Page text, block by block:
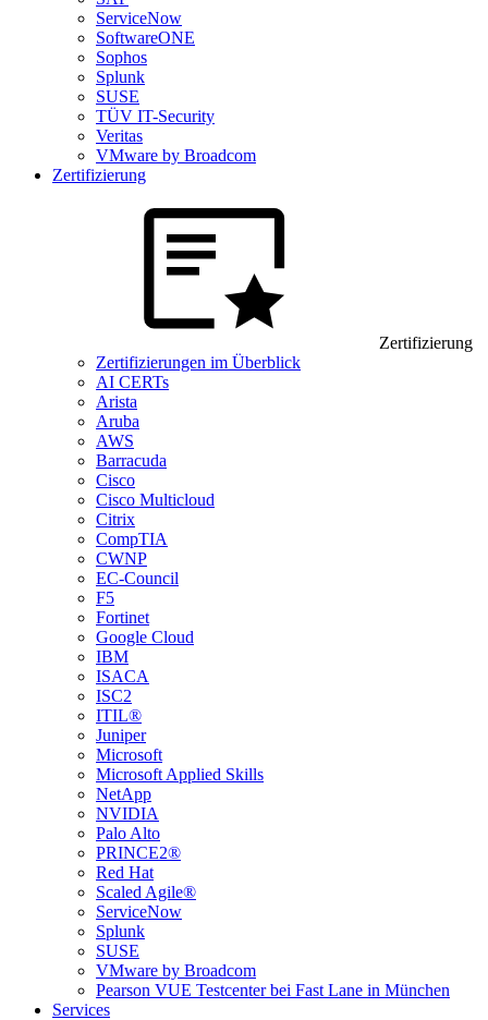
ServiceNow
SoftwareONE
Sophos
Splunk
SUSE
TÜV IT-Security
Veritas
VMware by Broadcom
Zertifizierung
Zertifizierung
Zertifizierungen im Überblick
AI CERTs
Arista
Aruba
AWS
Barracuda
Cisco
Cisco Multicloud
Citrix
CompTIA
CWNP
EC-Council
F5
Fortinet
Google Cloud
IBM
ISACA
ISC2
ITIL®
Juniper
Microsoft
Microsoft Applied Skills
NetApp
NVIDIA
Palo Alto
PRINCE2®
Red Hat
Scaled Agile®
ServiceNow
Splunk
SUSE
VMware by Broadcom
Pearson VUE Testcenter bei Fast Lane in München
Services